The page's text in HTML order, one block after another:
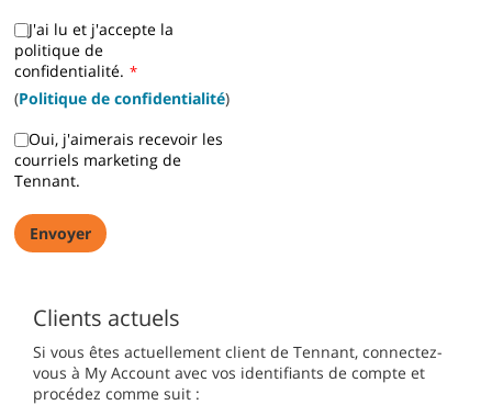
J'ai lu et j'accepte la
politique de
confidentialité. *
(Politique de confidentialité)
Oui, j'aimerais recevoir les
courriels marketing de
Tennant.
Clients actuels
Si vous êtes actuellement client de Tennant, connectez-
vous à My Account avec vos identifiants de compte et
procédez comme suit :